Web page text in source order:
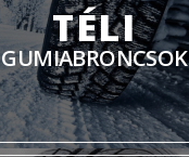
TÉLI
GUMIABRONCSOK